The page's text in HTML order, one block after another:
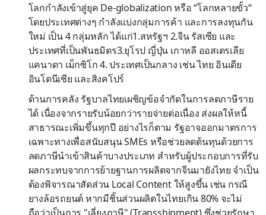
โลกกำลังเข้าสู่ยุค De-globalization หรือ “โลกหลายขั้ว“
โดยประเทศต่างๆ กำลังแบ่งกลุ่มการค้า และการลงทุนกัน
ใหม่ เป็น 4 กลุ่มหลัก ได้แก่1.สหรัฐฯ 2.จีน รัสเซีย และ
ประเทศที่เป็นพันธมิตร3.ยุโรป ญี่ปุ่น เกาหลี ออสเตรเลีย
แคนาดา เม็กซิโก 4. ประเทศเป็นกลาง เช่น ไทย อินเดีย
อินโดนีเซีย และสิงคโปร์
ด้านการคลัง รัฐบาลไทยเผชิญข้อจำกัดในการลดภาษีราย
ได้ เนื่องจากรายรับน้อยกว่ารายจ่ายต่อเนื่อง ส่งผลให้หนี้
สาธารณะเพิ่มขึ้นทุกปี อย่างไรก็ตาม รัฐอาจออกมาตรการ
เฉพาะทางเพื่อสนับสนุน SMEs หรือช่วยลดต้นทุนด้วยการ
ลดภาษีนำเข้าสินค้าบางประเภท สำหรับผู้ประกอบการที่รับ
ผลกระทบจากการย้ายฐานการผลิตจากจีนมายังไทย จำเป็น
ต้องพิจารณาสัดส่วน Local Content ให้สูงขึ้น เช่น กรณี
ยางล้อรถยนต์ หากมีชิ้นส่วนผลิตในไทยเกิน 80% จะไม่